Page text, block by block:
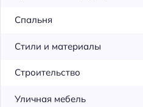
Спальня
Стили и материалы
Строительство
Уличная мебель